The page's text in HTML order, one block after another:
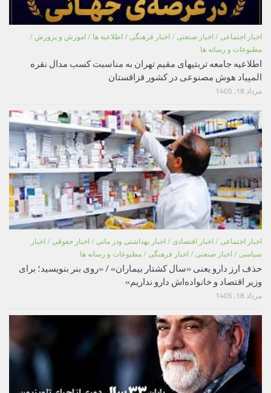
اخبار اجتماعی / اخبار صنعتی / اخبار فرهنگی / اطلاعیه ها / اموزش و پرورش /
مطبوعات و رسانه ها
اطلاعیه جامعه تربتیهای مقیم تهران به مناسبت کسب مدال نقره
المپیاد هوش مصنوعی در کشور قزاقستان
مرداد 18, 1405
اخبار اجتماعی / اخبار اقتصادی / اخبار بهداشتی ودر مانی / اخبار حقوقی / اخبار
سیاسی / اخبار صنعتی / اخبار فرهنگی / مطبوعات و رسانه ها
حذف ارز دارو یعنی «سال کشتار بیماران» / «روی بنر بنویسید؛ برای
وزیر اقتصاد و خانواده‌اش دارو نداریم»
مرداد 18, 1405